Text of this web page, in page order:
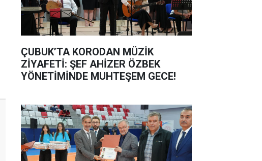
ÇUBUK’TA KORODAN MÜZİK
ZİYAFETİ: ŞEF AHİZER ÖZBEK
YÖNETİMİNDE MUHTEŞEM GECE!